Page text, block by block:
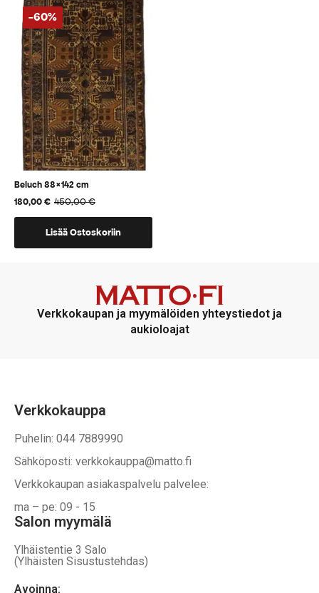
useampi
muunnelma.
Voit
tehdä
valinnat
tuotteen
sivulla.
-60%
Beluch 88×142 cm
450,00€
Alkuperäinen
hinta
450,00 €.
180,00€
Nykyinen
hinta
180,00 €.Lisää Ostoskoriin
Verkkokaupan ja myymälöiden yhteystiedot ja
aukioloajat
Verkkokauppa
Puhelin: 044 7889990
Sähköposti: verkkokauppa@matto.fi
Verkkokaupan asiakaspalvelu palvelee:
ma – pe: 09 - 15
Salon myymälä
Ylhäistentie 3 Salo
(Ylhäisten Sisustustehdas)
Avoinna: